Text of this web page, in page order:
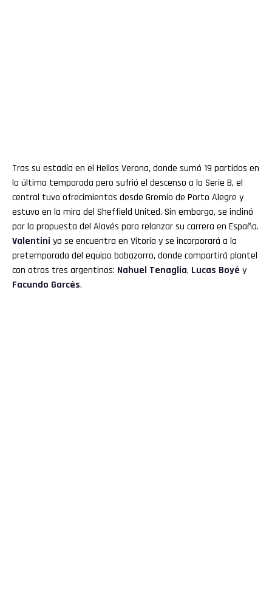
Tras su estadía en el Hellas Verona, donde sumó 19 partidos en
la última temporada pero sufrió el descenso a la Serie B, el
central tuvo ofrecimientos desde Gremio de Porto Alegre y
estuvo en la mira del Sheffield United. Sin embargo, se inclinó
por la propuesta del Alavés para relanzar su carrera en España.
Valentini ya se encuentra en Vitoria y se incorporará a la
pretemporada del equipo babazorro, donde compartirá plantel
con otros tres argentinos: Nahuel Tenaglia, Lucas Boyé y
Facundo Garcés.